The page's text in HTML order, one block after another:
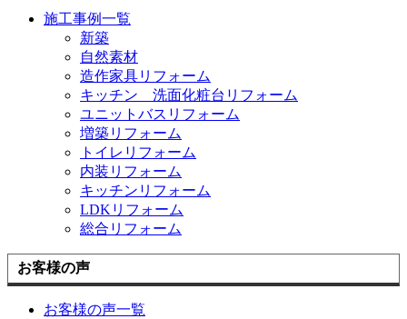
施工事例一覧
新築
自然素材
造作家具リフォーム
キッチン 洗面化粧台リフォーム
ユニットバスリフォーム
増築リフォーム
トイレリフォーム
内装リフォーム
キッチンリフォーム
LDKリフォーム
総合リフォーム
お客様の声
お客様の声一覧